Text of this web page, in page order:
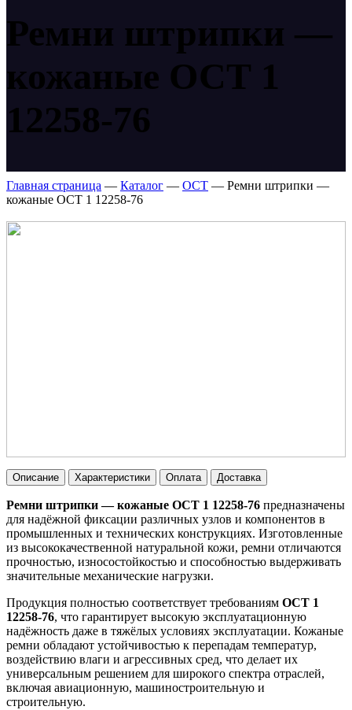
Ремни штрипки —
кожаные ОСТ 1
12258-76
Главная страница — Каталог — ОСТ — Ремни штрипки —
кожаные ОСТ 1 12258-76
Описание Характеристики Оплата Доставка
Ремни штрипки — кожаные ОСТ 1 12258-76 предназначены
для надёжной фиксации различных узлов и компонентов в
промышленных и технических конструкциях. Изготовленные
из высококачественной натуральной кожи, ремни отличаются
прочностью, износостойкостью и способностью выдерживать
значительные механические нагрузки.
Продукция полностью соответствует требованиям ОСТ 1
12258-76, что гарантирует высокую эксплуатационную
надёжность даже в тяжёлых условиях эксплуатации. Кожаные
ремни обладают устойчивостью к перепадам температур,
воздействию влаги и агрессивных сред, что делает их
универсальным решением для широкого спектра отраслей,
включая авиационную, машиностроительную и
строительную.